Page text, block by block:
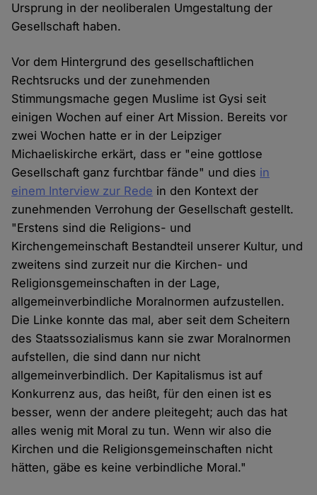
Ursprung in der neoliberalen Umgestaltung der
Gesellschaft haben.
Vor dem Hintergrund des gesellschaftlichen
Rechtsrucks und der zunehmenden
Stimmungsmache gegen Muslime ist Gysi seit
einigen Wochen auf einer Art Mission. Bereits vor
zwei Wochen hatte er in der Leipziger
Michaeliskirche erkärt, dass er "eine gottlose
Gesellschaft ganz furchtbar fände" und dies in
einem Interview zur Rede in den Kontext der
zunehmenden Verrohung der Gesellschaft gestellt.
"Erstens sind die Religions- und
Kirchengemeinschaft Bestandteil unserer Kultur, und
zweitens sind zurzeit nur die Kirchen- und
Religionsgemeinschaften in der Lage,
allgemeinverbindliche Moralnormen aufzustellen.
Die Linke konnte das mal, aber seit dem Scheitern
des Staatssozialismus kann sie zwar Moralnormen
aufstellen, die sind dann nur nicht
allgemeinverbindlich. Der Kapitalismus ist auf
Konkurrenz aus, das heißt, für den einen ist es
besser, wenn der andere pleitegeht; auch das hat
alles wenig mit Moral zu tun. Wenn wir also die
Kirchen und die Religionsgemeinschaften nicht
hätten, gäbe es keine verbindliche Moral."